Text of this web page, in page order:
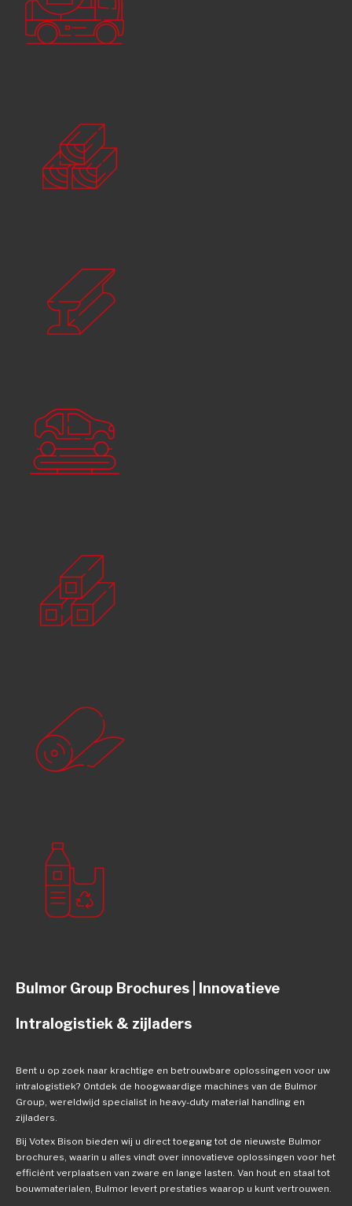
Bulmor Group Brochures | Innovatieve
Intralogistiek & zijladers
Bent u op zoek naar krachtige en betrouwbare oplossingen voor uw
intralogistiek? Ontdek de hoogwaardige machines van de Bulmor
Group, wereldwijd specialist in heavy-duty material handling en
zijladers.
Bij Votex Bison bieden wij u direct toegang tot de nieuwste Bulmor
brochures, waarin u alles vindt over innovatieve oplossingen voor het
efficiënt verplaatsen van zware en lange lasten. Van hout en staal tot
bouwmaterialen, Bulmor levert prestaties waarop u kunt vertrouwen.